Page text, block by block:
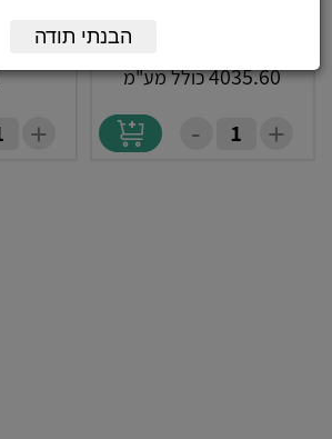
4035.60כולל מע"מ
+
-
דפים KW-triO 3952
+
הבנתי תודה